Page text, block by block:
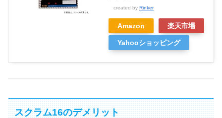
created by Rinker
Amazon 楽天市場
Yahooショッピング
スクラム16のデメリット